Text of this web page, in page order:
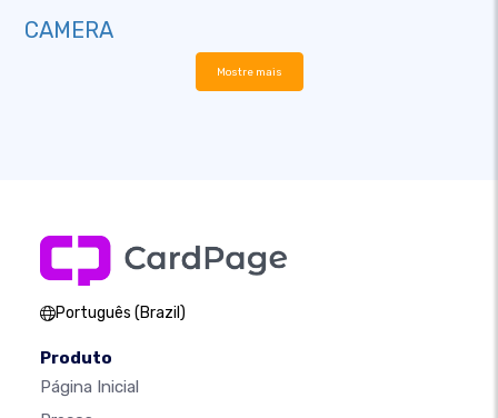
CAMERA
Mostre mais
Português (Brazil)
Produto
Página Inicial